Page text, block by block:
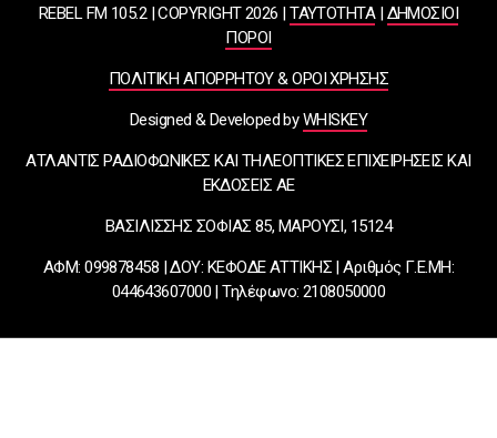
REBEL FM 105.2 | COPYRIGHT 2026 |ΤΑΥΤΟΤΗΤΑ|ΔΗΜΟΣΙΟΙ
ΠΟΡΟΙ
ΠΟΛΙΤΙΚΗ ΑΠΟΡΡΗΤΟΥ & ΟΡΟΙ ΧΡΗΣΗΣ
Designed & Developed byWHISKEY
ΑΤΛΑΝΤΙΣ ΡΑΔΙΟΦΩΝΙΚΕΣ ΚΑΙ ΤΗΛΕΟΠΤΙΚΕΣ ΕΠΙΧΕΙΡΗΣΕΙΣ ΚΑΙ
ΕΚΔΟΣΕΙΣ ΑΕ
ΒΑΣΙΛΙΣΣΗΣ ΣΟΦΙΑΣ 85, ΜΑΡΟΥΣΙ, 15124
ΑΦΜ: 099878458 | ΔΟΥ: ΚΕΦΟΔΕ ΑΤΤΙΚΗΣ | Αριθμός Γ.Ε.ΜΗ:
044643607000 | Τηλέφωνο: 2108050000